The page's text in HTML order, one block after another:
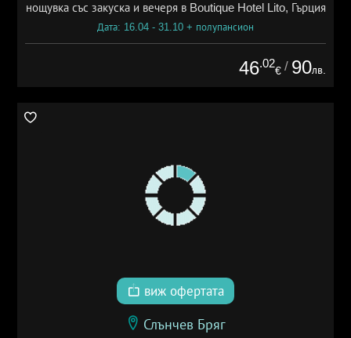
нощувка със закуска и вечеря в Boutique Hotel Lito, Гърция
Дата: 16.04 - 31.10 + полупансион
46.02
€ / 90лв.
виж офертата
Слънчев Бряг